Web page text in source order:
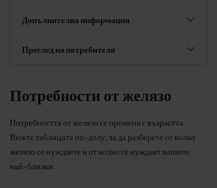
Допълнителна информация
Преглед на потребителя
Потребности от желязо
Потребността от желязо се променя с възрастта.
Вижте таблицата по-долу, за да разберете от колко
желязо се нуждаете и от колко се нуждаят вашите
най-близки.